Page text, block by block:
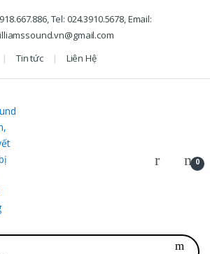
Tel: 024.3910.5678, Email:
Tin tức Liên Hệ
0